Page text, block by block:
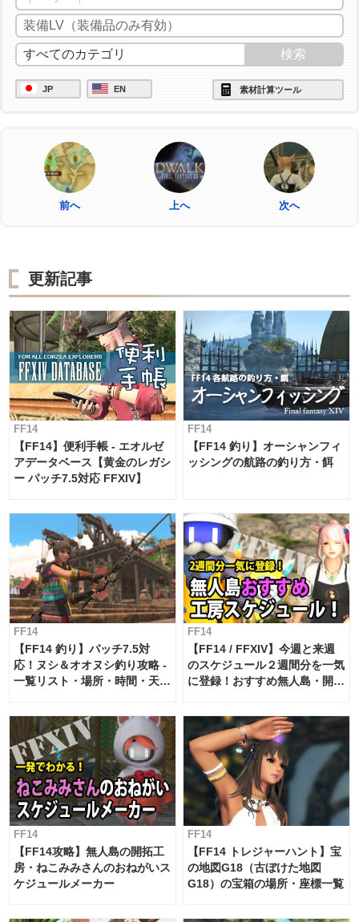
JP EN 素材計算ツール
前へ 上へ 次へ
更新記事
FF14
【FF14】便利手帳 - エオルゼ
アデータベース【黄金のレガシ
ー パッチ7.5対応 FFXIV】
FF14
【FF14 釣り】オーシャンフィ
ッシングの航路の釣り方・餌
FF14
【FF14 釣り】パッチ7.5対
応！ヌシ＆オオヌシ釣り攻略 -
一覧リスト・場所・時間・天
FF14
【FF14 / FFXIV】今週と来週
のスケジュール２週間分を一気
に登録！おすすめ無人島・開拓
FF14
【FF14攻略】無人島の開拓工
房・ねこみみさんのおねがいス
ケジュールメーカー
FF14
【FF14 トレジャーハント】宝
の地図G18（古ぼけた地図
G18）の宝箱の場所・座標一覧